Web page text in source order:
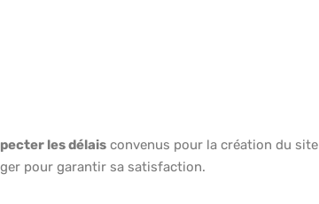
les délais convenus pour la création du site
pour garantir sa satisfaction.